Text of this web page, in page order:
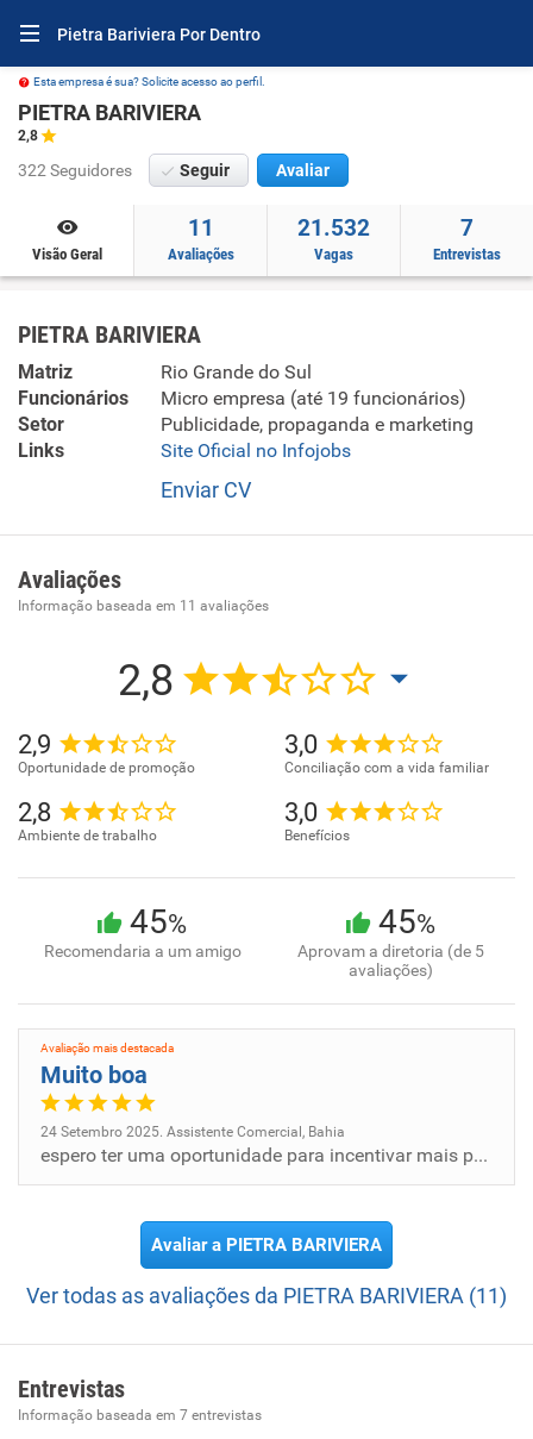
Pietra Bariviera Por Dentro
Esta empresa é sua? Solicite acesso ao perfil.
PIETRA BARIVIERA
2,8
322 Seguidores Seguir Avaliar
Visão Geral
11
Avaliações
21.532
Vagas
7
Entrevistas
PIETRA BARIVIERA
Matriz
Rio Grande do Sul
Funcionários
Micro empresa (até 19 funcionários)
Setor
Publicidade, propaganda e marketing
Links
Site Oficial no Infojobs
Enviar CV
Promoção de vendas . . . . . . . . . .. . . . . . ..
Avaliações
Informação baseada em 11 avaliações
2,8
2,9
Oportunidade de promoção
3,0
Conciliação com a vida familiar
2,8
Ambiente de trabalho
3,0
Benefícios
45%
Recomendaria a um amigo
45%
Aprovam a diretoria (de 5
avaliações)
Avaliação mais destacada
Muito boa
24 Setembro 2025. Assistente Comercial, Bahia
espero ter uma oportunidade para incentivar mais pessoais
Avaliar a PIETRA BARIVIERA
Ver todas as avaliações da PIETRA BARIVIERA (11)
Entrevistas
Informação baseada em 7 entrevistas